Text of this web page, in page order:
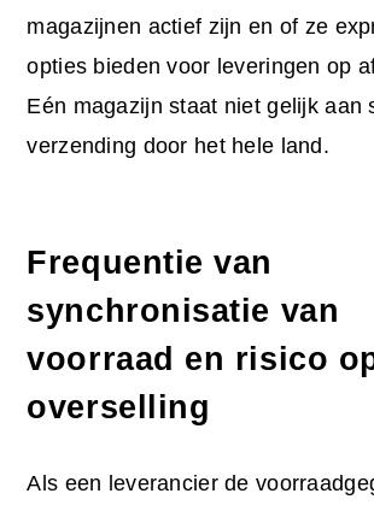
magazijnen actief zijn en of ze
opties bieden voor leveringen op
Eén magazijn staat niet gelijk aan
verzending door het hele land.
Frequentie van
synchronisatie van
voorraad en risico
overselling
Als een leverancier de